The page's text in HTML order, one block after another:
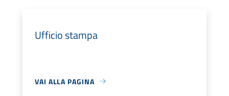
Ufficio stampa
VAI ALLA PAGINA